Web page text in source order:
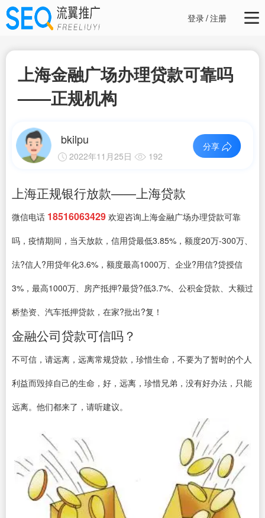
登录/注册
上海金融广场办理贷款可靠吗
——正规机构
bkilpu
2022年11月25日 192
分享
上海正规银行放款——上海贷款
微信电话 18516063429 欢迎咨询上海金融广场办理贷款可靠
吗，疫情期间，当天放款，信用贷最低3.85%，额度20万-300万、
法?信人?用贷年化3.6%，额度最高1000万、企业?用信?贷授信
3%，最高1000万、房产抵押?最贷?低3.7%、公积金贷款、大额过
桥垫资、汽车抵押贷款，在家?批出?复！
金融公司贷款可信吗？
不可信，请远离，远离常规贷款，珍惜生命，不要为了暂时的个人
利益而毁掉自己的生命，好，远离，珍惜兄弟，没有好办法，只能
远离。他们都来了，请听建议。